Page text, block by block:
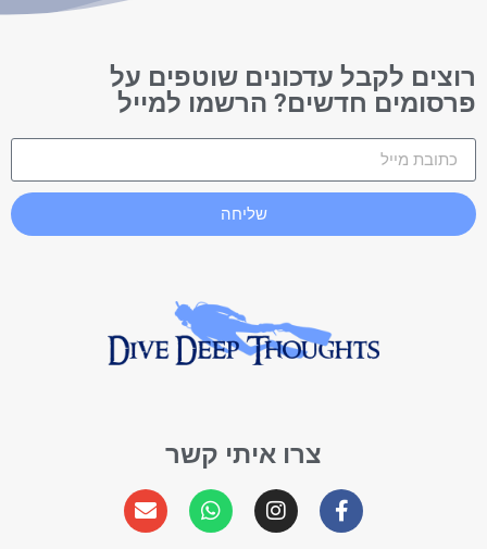
רוצים לקבל עדכונים שוטפים על
פרסומים חדשים? הרשמו למייל
שליחה
צרו איתי קשר